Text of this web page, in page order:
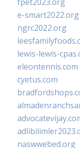
e-smart2022.org
ngrc2022.org
lewis-lewis-
eleontennis.com
cyetus.com
naswwebed.org